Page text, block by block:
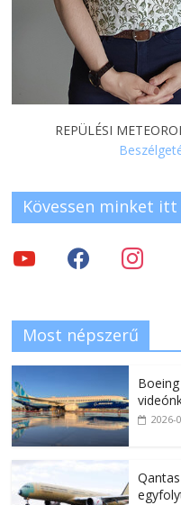
REPÜLÉSI
Kövessen minket itt
Most népszerű
2026-